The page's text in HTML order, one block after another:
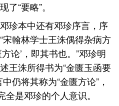
“要略”。
珍本中还有邓珍序言，序
翰林学士王洙偶得杂病方
论’，即其书也。”邓珍明
王洙所得书为“金匮玉函要
仍将其称为“金匮方论”，
全是邓珍的个人意识。